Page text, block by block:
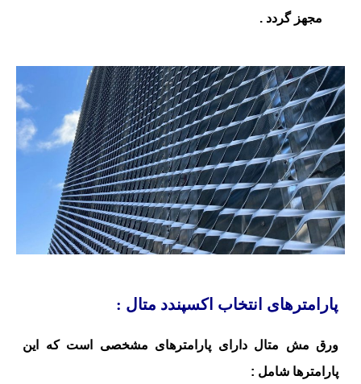
مجهز گردد .
پارامترهای انتخاب اکسپندد متال :
ورق مش متال دارای پارامترهای مشخصی است که این
پارامترها شامل :